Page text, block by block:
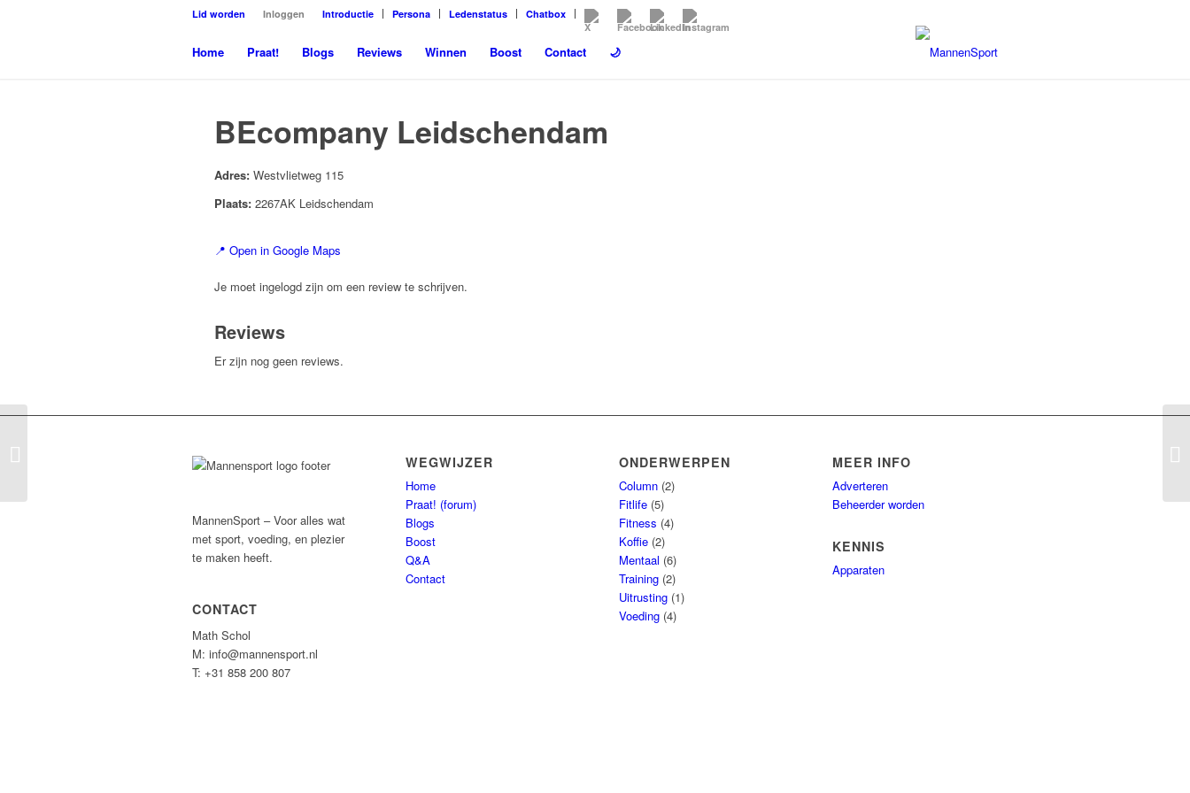
Lid worden Inloggen Introductie Persona Ledenstatus Chatbox
Home Praat! Blogs Reviews Winnen Boost Contact 🌙
BEcompany Leidschendam
Adres: Westvlietweg 115
Plaats: 2267AK Leidschendam
📍 Open in Google Maps
Je moet ingelogd zijn om een review te schrijven.
Reviews
Er zijn nog geen reviews.
MannenSport – Voor alles wat
met sport, voeding, en plezier
te maken heeft.
CONTACT
Math Schol
M: info@mannensport.nl
T: +31 858 200 807
WEGWIJZER
Home
Praat! (forum)
Blogs
Boost
Q&A
Contact
ONDERWERPEN
Column (2)
Fitlife (5)
Fitness (4)
Koffie (2)
Mentaal (6)
Training (2)
Uitrusting (1)
Voeding (4)
MEER INFO
Adverteren
Beheerder worden
KENNIS
Apparaten